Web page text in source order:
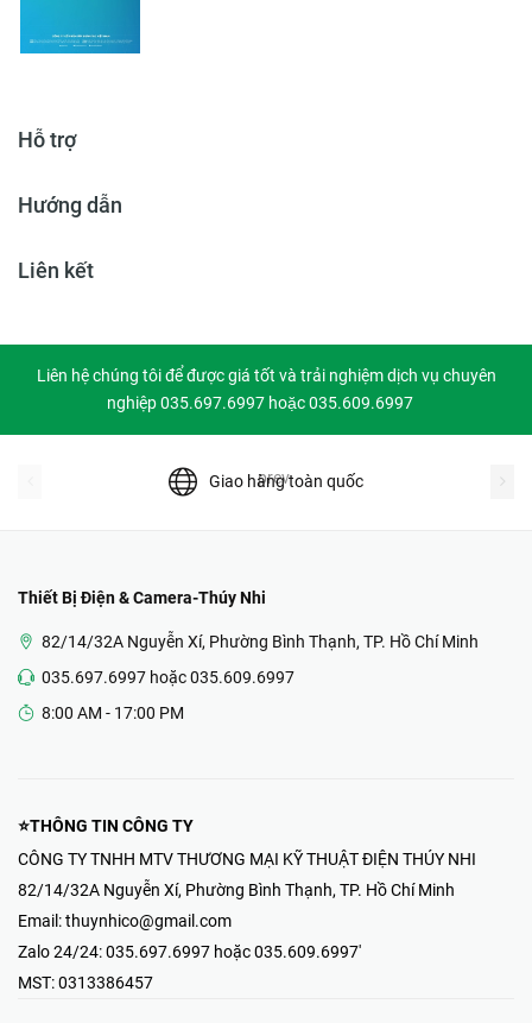
Hỗ trợ
Hướng dẫn
Liên kết
Liên hệ chúng tôi để được giá tốt và trải nghiệm dịch vụ chuyên
nghiệp 035.697.6997 hoặc 035.609.6997
Giao hàng toàn quốc
prev